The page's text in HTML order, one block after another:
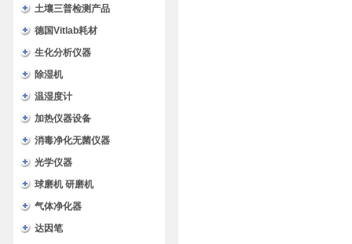
土壤三普检测产品
德国Vitlab耗材
生化分析仪器
除湿机
温湿度计
加热仪器设备
消毒净化无菌仪器
光学仪器
球磨机 研磨机
气体净化器
达因笔